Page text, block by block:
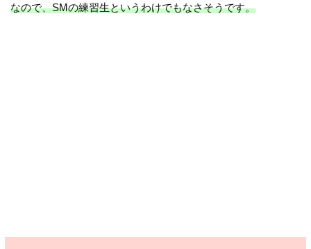
なので、SMの練習生というわけでもなさそうです。